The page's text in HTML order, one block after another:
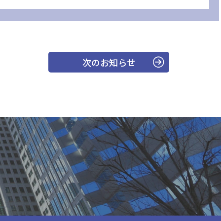
次のお知らせ